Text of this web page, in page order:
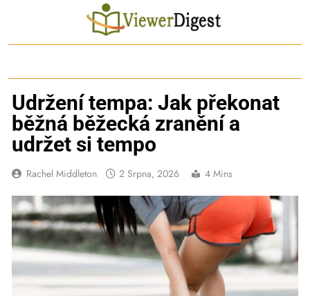
Udržení tempa: Jak překonat
běžná běžecká zranění a
udržet si tempo
Rachel Middleton 2 Srpna, 2026 4 Mins